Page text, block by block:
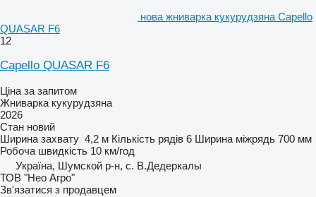
нова жниварка кукурудзяна Capello
QUASAR F6
12
Capello QUASAR F6
Ціна за запитом
Жниварка кукурудзяна
2026
Стан новий
Ширина захвату 4,2 м Кількість рядів 6 Ширина міжрядь 700 мм
Робоча швидкість 10 км/год
Україна, Шумской р-н, с. В.Дедеркалы
ТОВ "Нео Агро"
Зв'язатися з продавцем